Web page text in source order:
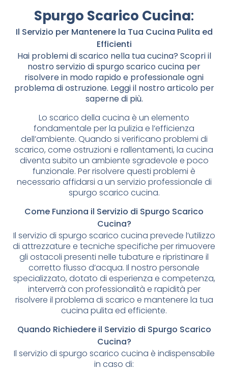
Spurgo Scarico Cucina:
Il Servizio per Mantenere la Tua Cucina Pulita ed
Efficienti
Hai problemi di scarico nella tua cucina? Scopri il
nostro servizio di spurgo scarico cucina per
risolvere in modo rapido e professionale ogni
problema di ostruzione. Leggi il nostro articolo per
saperne di più.
Lo scarico della cucina è un elemento
fondamentale per la pulizia e l’efficienza
dell’ambiente. Quando si verificano problemi di
scarico, come ostruzioni e rallentamenti, la cucina
diventa subito un ambiente sgradevole e poco
funzionale. Per risolvere questi problemi è
necessario affidarsi a un servizio professionale di
spurgo scarico cucina.
Come Funziona il Servizio di Spurgo Scarico
Cucina?
Il servizio di spurgo scarico cucina prevede l’utilizzo
di attrezzature e tecniche specifiche per rimuovere
gli ostacoli presenti nelle tubature e ripristinare il
corretto flusso d’acqua. Il nostro personale
specializzato, dotato di esperienza e competenza,
interverrà con professionalità e rapidità per
risolvere il problema di scarico e mantenere la tua
cucina pulita ed efficiente.
Quando Richiedere il Servizio di Spurgo Scarico
Cucina?
Il servizio di spurgo scarico cucina è indispensabile
in caso di: